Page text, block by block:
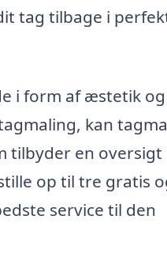
tag tilbage i
i form af æstetik og
kan
tilbyder en oversigt
op til tre gratis
service til den